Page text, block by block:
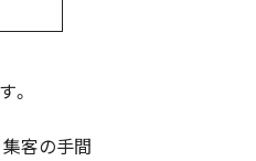
。
客の手間